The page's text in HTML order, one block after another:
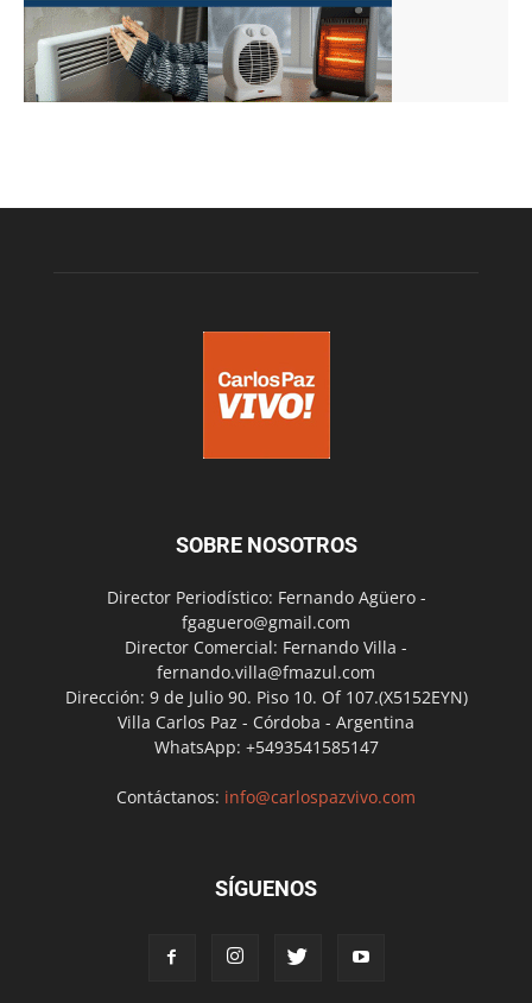
SOBRE NOSOTROS
Director Periodístico: Fernando Agüero -
fgaguero@gmail.com
Director Comercial: Fernando Villa -
fernando.villa@fmazul.com
Dirección: 9 de Julio 90. Piso 10. Of 107.(X5152EYN)
Villa Carlos Paz - Córdoba - Argentina
WhatsApp: +5493541585147
Contáctanos: info@carlospazvivo.com
SÍGUENOS